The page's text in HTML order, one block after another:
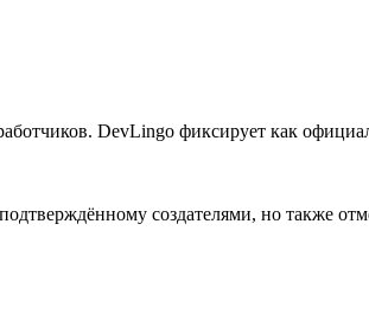
DevLingo фиксирует как
создателями, но также